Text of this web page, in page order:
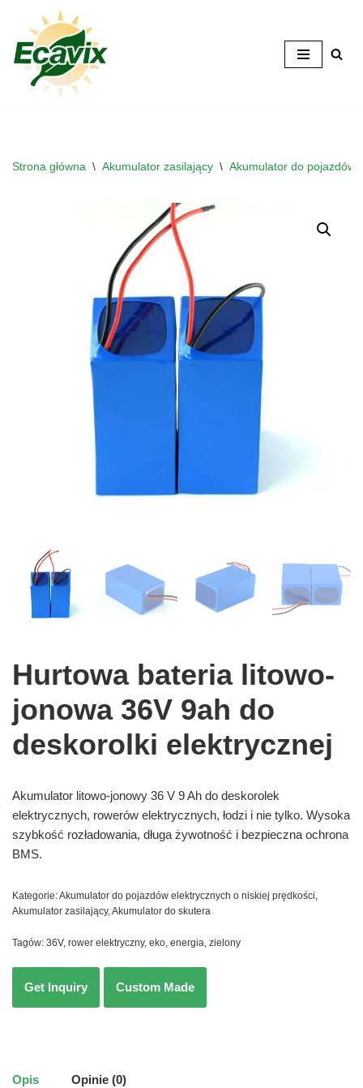
Przejdź
do
treści
Strona główna \ Akumulator zasilający \ Akumulator do pojazdów
Hurtowa bateria litowo-
jonowa 36V 9ah do
deskorolki elektrycznej
Akumulator litowo-jonowy 36 V 9 Ah do deskorolek
elektrycznych, rowerów elektrycznych, łodzi i nie tylko. Wysoka
szybkość rozładowania, długa żywotność i bezpieczna ochrona
BMS.
Kategorie:Akumulator do pojazdów elektrycznych o niskiej prędkości
Akumulator zasilający, Akumulator do skutera
Tagów: 36V, rower elektryczny, eko energia zielony
Opis Opinie (0)